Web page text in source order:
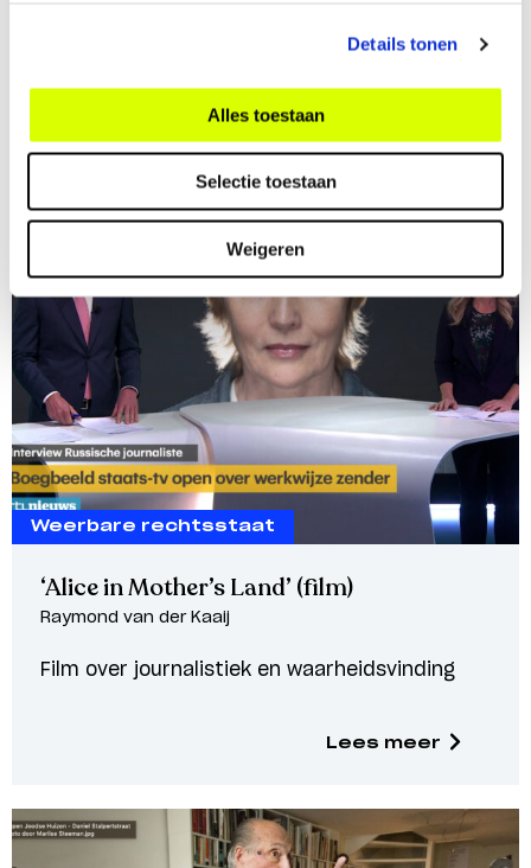
Details tonen
Alles toestaan
Selectie toestaan
Weigeren
Weerbare rechtsstaat
‘Alice in Mother’s Land’ (film)
Raymond van der Kaaij
Film over journalistiek en waarheidsvinding
Lees meer